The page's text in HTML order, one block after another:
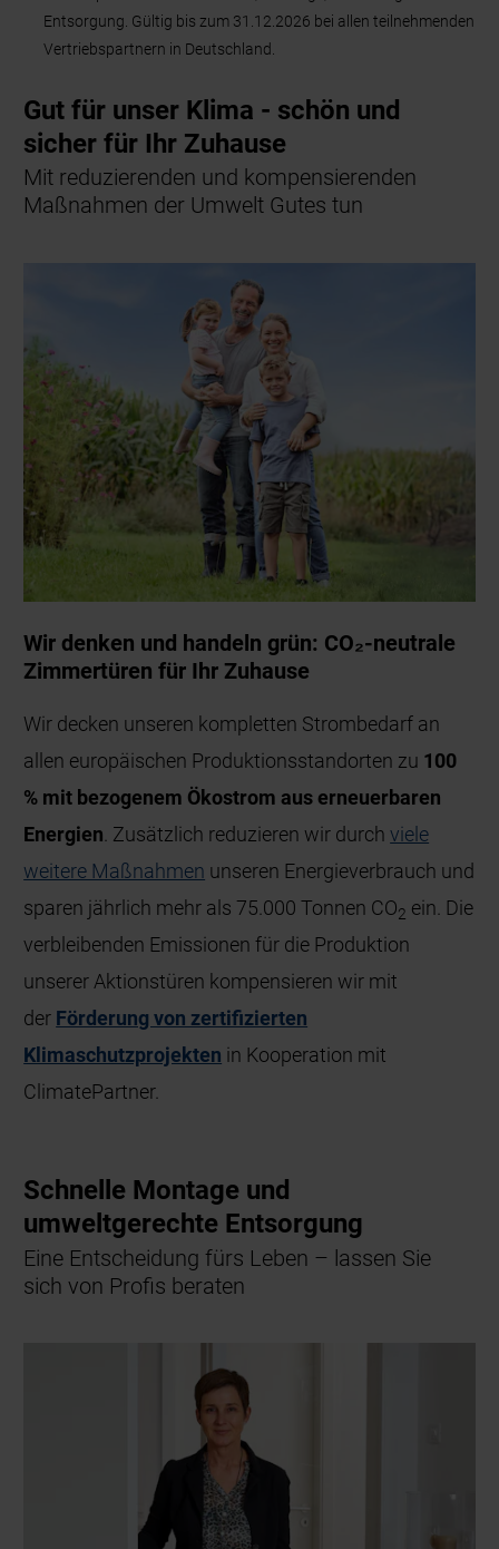
Entsorgung. Gültig bis zum 31.12.2026 bei allen teilnehmenden
Vertriebspartnern in Deutschland.
Gut für unser Klima - schön und
sicher für Ihr Zuhause
Mit reduzierenden und kompensierenden
Maßnahmen der Umwelt Gutes tun
Wir denken und handeln grün: CO₂-neutrale
Zimmertüren für Ihr Zuhause
Wir decken unseren kompletten Strombedarf an
allen europäischen Produktionsstandorten zu 100
% mit bezogenem Ökostrom aus erneuerbaren
Energien. Zusätzlich reduzieren wir durchviele
weitere Maßnahmen unseren Energieverbrauch und
sparen jährlich mehr als 75.000 Tonnen CO2 ein. Die
verbleibenden Emissionen für die Produktion
unserer Aktionstüren kompensieren wir mit
der Förderung von zertifizierten
Klimaschutzprojekten in Kooperation mit
ClimatePartner.
Schnelle Montage und
umweltgerechte Entsorgung
Eine Entscheidung fürs Leben – lassen Sie
sich von Profis beraten